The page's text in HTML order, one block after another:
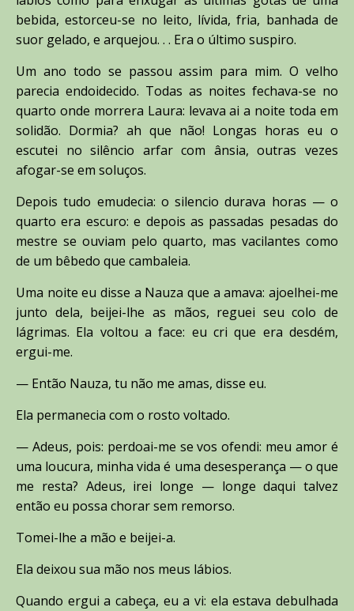
bebida, estorceu-se no leito, lívida, fria, banhada de
suor gelado, e arquejou. . . Era o último suspiro.
Um ano todo se passou assim para mim. O velho
parecia endoidecido. Todas as noites fechava-se no
quarto onde morrera Laura: levava ai a noite toda em
solidão. Dormia? ah que não! Longas horas eu o
escutei no silêncio arfar com ânsia, outras vezes
afogar-se em soluços.
Depois tudo emudecia: o silencio durava horas — o
quarto era escuro: e depois as passadas pesadas do
mestre se ouviam pelo quarto, mas vacilantes como
de um bêbedo que cambaleia.
Uma noite eu disse a Nauza que a amava: ajoelhei-me
junto dela, beijei-lhe as mãos, reguei seu colo de
lágrimas. Ela voltou a face: eu cri que era desdém,
ergui-me.
— Então Nauza, tu não me amas, disse eu.
Ela permanecia com o rosto voltado.
— Adeus, pois: perdoai-me se vos ofendi: meu amor é
uma loucura, minha vida é uma desesperança — o que
me resta? Adeus, irei longe — longe daqui talvez
então eu possa chorar sem remorso.
Tomei-lhe a mão e beijei-a.
Ela deixou sua mão nos meus lábios.
Quando ergui a cabeça, eu a vi: ela estava debulhada